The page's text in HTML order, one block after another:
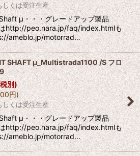
しくは受注生産
μ・・・グレードアップ製品
http://peo.nara.jp/faq/index.htmlも
ameblo.jp/motorrad…
SHAFT μ_Multistrada1100 /S フロ
別)
円)
しくは受注生産
μ・・・グレードアップ製品
http://peo.nara.jp/faq/index.htmlも
ameblo.jp/motorrad…